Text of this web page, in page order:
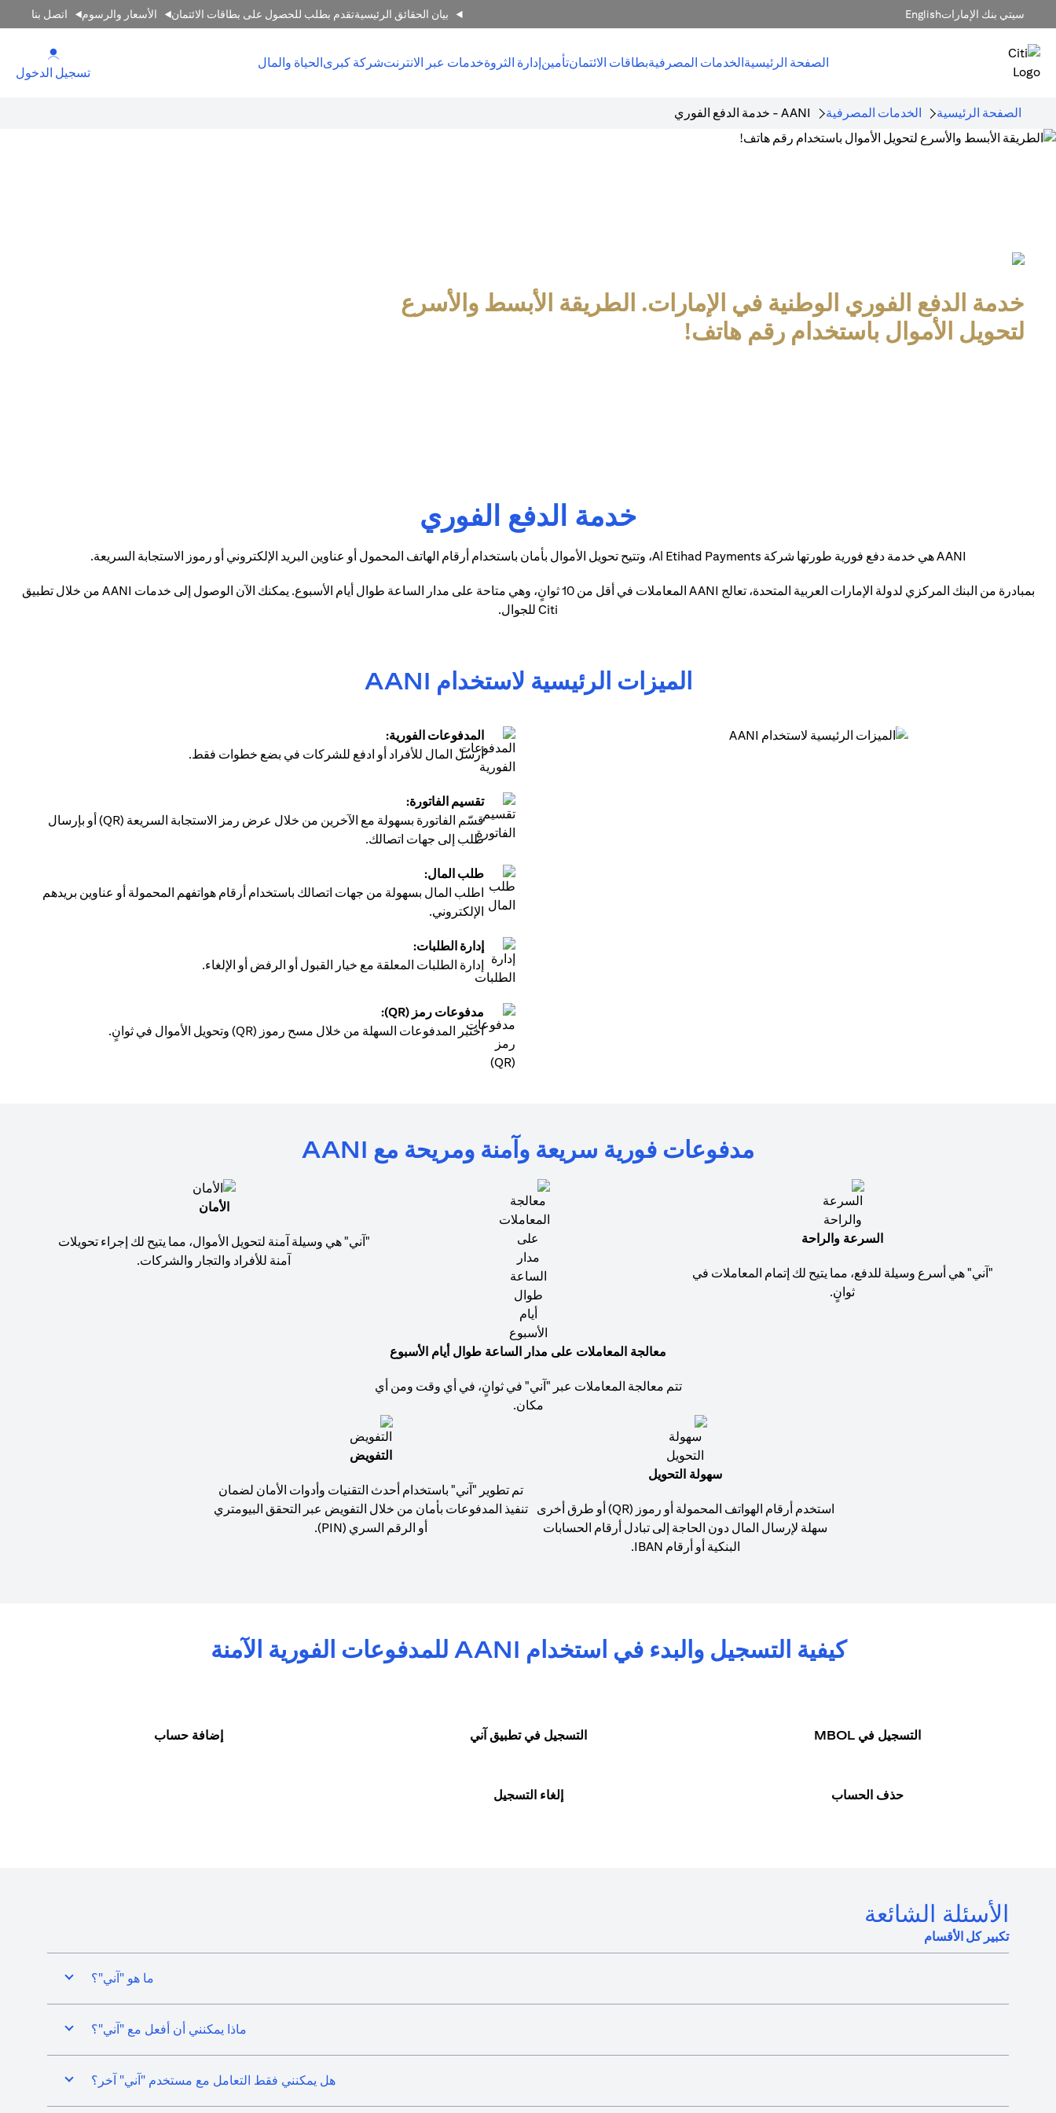
سيتي بنك الإماراتEnglish بيان الحقائق الرئيسيةتقدم بطلب للحصول على بطاقات الائتمان الأسعار والرسوم اتصل بنا
الصفحة الرئيسيةالخدمات المصرفيةبطاقات الائتمانتأمينإدارة الثروةخدمات عبر الانترنتشركة كبرىالحياة والمال
تسجيل الدخول
الصفحة الرئيسية الخدمات المصرفية AANI - خدمة الدفع الفوري
خدمة الدفع الفوري الوطنية في الإمارات. الطريقة الأبسط والأسرع
لتحويل الأموال باستخدام رقم هاتف!
خدمة الدفع الفوري
AANI هي خدمة دفع فورية طورتها شركة Al Etihad Payments، وتتيح تحويل الأموال بأمان باستخدام أرقام الهاتف المحمول أو عناوين البريد الإلكتروني أو رموز الاستجابة السريعة.
بمبادرة من البنك المركزي لدولة الإمارات العربية المتحدة، تعالج AANI المعاملات في أقل من 10 ثوانٍ، وهي متاحة على مدار الساعة طوال أيام الأسبوع. يمكنك الآن الوصول إلى خدمات AANI من خلال تطبيق
Citi للجوال.
الميزات الرئيسية لاستخدام AANI
المدفوعات الفورية:
أرسل المال للأفراد أو ادفع للشركات في بضع خطوات فقط.
تقسيم الفاتورة:
قسّم الفاتورة بسهولة مع الآخرين من خلال عرض رمز الاستجابة السريعة (QR) أو بإرسال
طلب إلى جهات اتصالك.
طلب المال:
اطلب المال بسهولة من جهات اتصالك باستخدام أرقام هواتفهم المحمولة أو عناوين بريدهم
الإلكتروني.
إدارة الطلبات:
إدارة الطلبات المعلقة مع خيار القبول أو الرفض أو الإلغاء.
مدفوعات رمز (QR):
اختبر المدفوعات السهلة من خلال مسح رموز (QR) وتحويل الأموال في ثوانٍ.
مدفوعات فورية سريعة وآمنة ومريحة مع AANI
السرعة والراحة
"آني" هي أسرع وسيلة للدفع، مما يتيح لك إتمام المعاملات في
ثوانٍ.
معالجة المعاملات على مدار الساعة طوال أيام الأسبوع
تتم معالجة المعاملات عبر "آني" في ثوانٍ، في أي وقت ومن أي
مكان.
الأمان
"آني" هي وسيلة آمنة لتحويل الأموال، مما يتيح لك إجراء تحويلات
آمنة للأفراد والتجار والشركات.
سهولة التحويل
استخدم أرقام الهواتف المحمولة أو رموز (QR) أو طرق أخرى
سهلة لإرسال المال دون الحاجة إلى تبادل أرقام الحسابات
البنكية أو أرقام IBAN.
التفويض
تم تطوير "آني" باستخدام أحدث التقنيات وأدوات الأمان لضمان
تنفيذ المدفوعات بأمان من خلال التفويض عبر التحقق البيومتري
أو الرقم السري (PIN).
كيفية التسجيل والبدء في استخدام AANI للمدفوعات الفورية الآمنة
التسجيل في MBOL التسجيل في تطبيق آني إضافة حساب
حذف الحساب إلغاء التسجيل
الأسئلة الشائعة
تكبير كل الأقسام
ما هو "آني"؟
ماذا يمكنني أن أفعل مع "آني"؟
هل يمكنني فقط التعامل مع مستخدم "آني" آخر؟